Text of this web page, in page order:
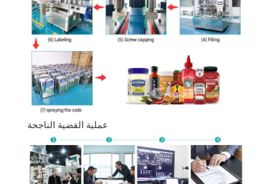
عملية القضية الناجحة